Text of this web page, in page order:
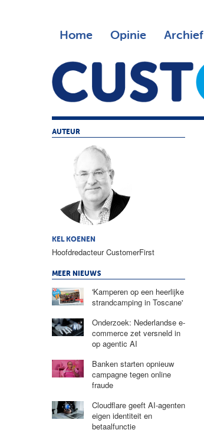
Home Opinie Archief
AUTEUR
KEL KOENEN
Hoofdredacteur CustomerFirst
MEER NIEUWS
'Kamperen op een heerlijke
strandcamping in Toscane'
Onderzoek: Nederlandse e-
commerce zet versneld in
op agentic AI
Banken starten opnieuw
campagne tegen online
fraude
Cloudflare geeft AI-agenten
eigen identiteit en
betaalfunctie